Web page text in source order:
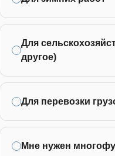
Для
другое)
Для перевозки
Мне нужен